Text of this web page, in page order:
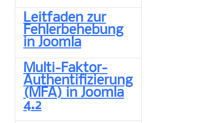
Leitfaden zur
Fehlerbehebung
in Joomla
Multi-Faktor-
Authentifizierung
(MFA) in Joomla
4.2